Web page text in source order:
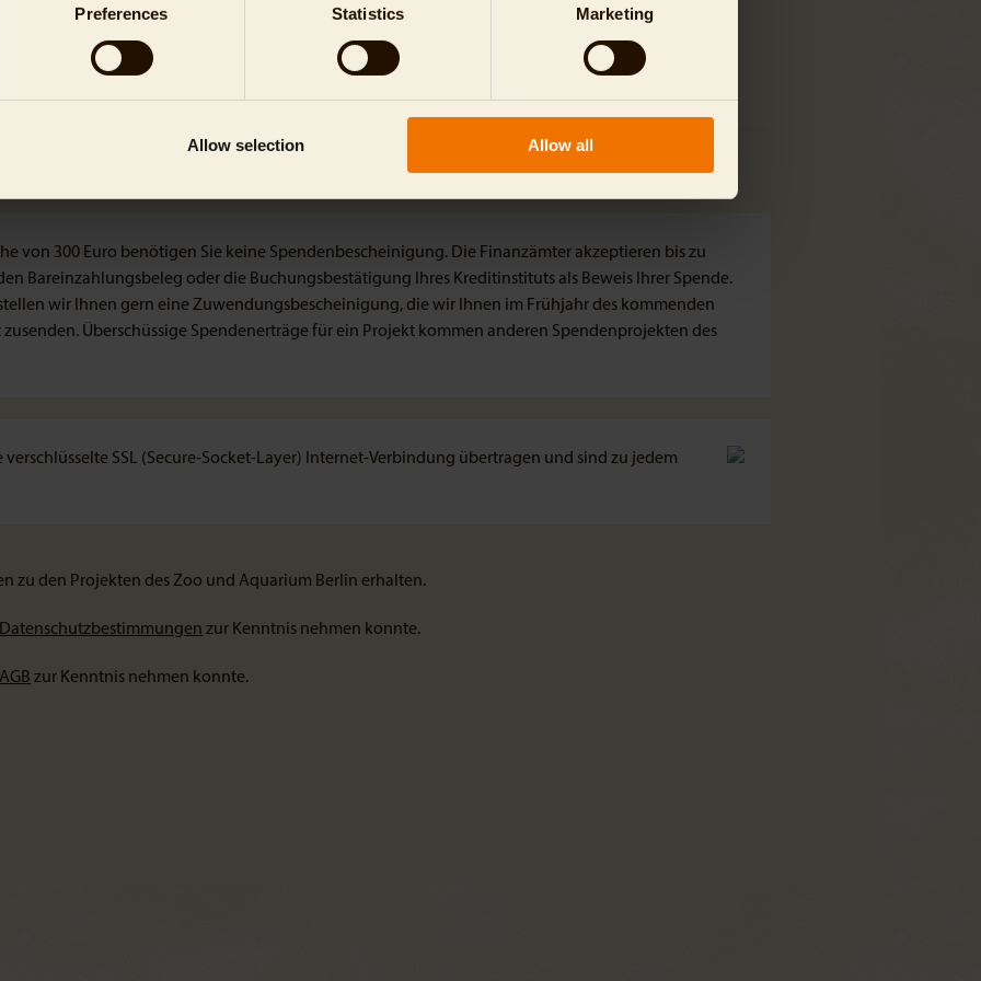
Preferences Statistics Marketing
Allow selection Allow all
von 300 Euro benötigen Sie keine Spendenbescheinigung. Die Finanzämter akzeptieren bis zu
Bareinzahlungsbeleg oder die Buchungsbestätigung Ihres Kreditinstituts als Beweis Ihrer Spende.
wir Ihnen gern eine Zuwendungsbescheinigung, die wir Ihnen im Frühjahr des kommenden
zusenden. Überschüssige Spendenerträge für ein Projekt kommen anderen Spendenprojekten des
SSL (Secure-Socket-Layer) Internet-Verbindung übertragen und sind zu jedem
zu den Projekten des Zoo und Aquarium Berlin erhalten.
Datenschutzbestimmungen zur Kenntnis nehmen konnte.
AGB zur Kenntnis nehmen konnte.